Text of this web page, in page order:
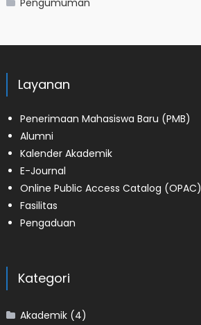
Layanan
Penerimaan Mahasiswa Baru (PMB)
Alumni
Kalender Akademik
E-Journal
Online Public Access Catalog (OPAC)
Fasilitas
Pengaduan
Kategori
Akademik(4)